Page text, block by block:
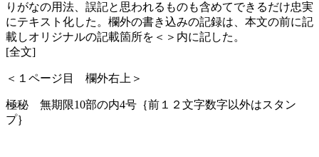
りがなの用法、誤記と思われるものも含めてできるだけ忠実
にテキスト化した。欄外の書き込みの記録は、本文の前に記
載しオリジナルの記載箇所を＜＞内に記した。
[全文]
＜１ページ目 欄外右上＞
極秘 無期限10部の内4号｛前１２文字数字以外はスタン
プ｝